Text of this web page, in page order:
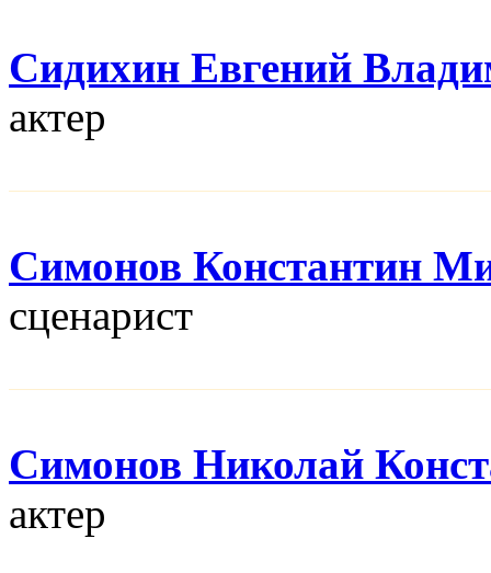
Сидихин Евгений
актер
Симонов Константин
сценарист
Симонов Николай
актер